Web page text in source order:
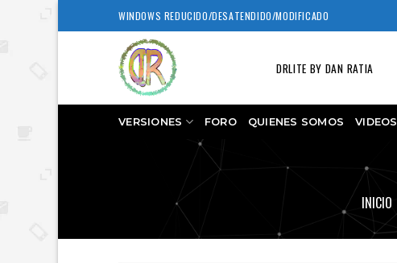
to
WINDOWS REDUCIDO/DESATENDIDO/MODIFICADO
DRLITE BY DAN RATIA
VERSIONES FORO QUIENES SOMOS VIDEOS
INICIO